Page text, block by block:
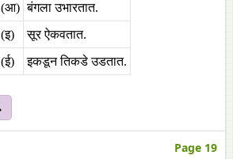
(आ) बंगला उभारतात.
(इ)
सूर ऐकवतात.
(ई) इकडून तिकडे उडतात.
Page 19